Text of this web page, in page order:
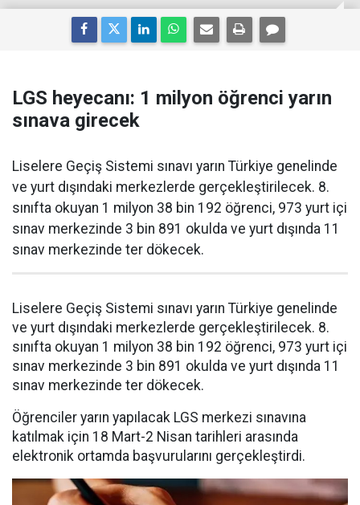
LGS heyecanı: 1 milyon öğrenci yarın
sınava girecek
Liselere Geçiş Sistemi sınavı yarın Türkiye genelinde
ve yurt dışındaki merkezlerde gerçekleştirilecek. 8.
sınıfta okuyan 1 milyon 38 bin 192 öğrenci, 973 yurt içi
sınav merkezinde 3 bin 891 okulda ve yurt dışında 11
sınav merkezinde ter dökecek.
Liselere Geçiş Sistemi sınavı yarın Türkiye genelinde
ve yurt dışındaki merkezlerde gerçekleştirilecek. 8.
sınıfta okuyan 1 milyon 38 bin 192 öğrenci, 973 yurt içi
sınav merkezinde 3 bin 891 okulda ve yurt dışında 11
sınav merkezinde ter dökecek.
Öğrenciler yarın yapılacak LGS merkezi sınavına
katılmak için 18 Mart-2 Nisan tarihleri arasında
elektronik ortamda başvurularını gerçekleştirdi.